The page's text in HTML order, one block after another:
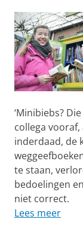
‘Minibiebs?
collega
inderdaad, de
te staan,
bedoelingen
niet correct.
Lees meer